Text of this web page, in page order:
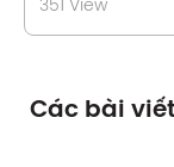
351 View
Các bài